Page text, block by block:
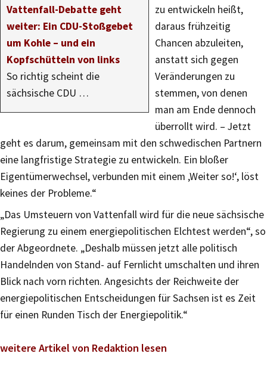
Vattenfall-Debatte geht
weiter: Ein CDU-Stoßgebet
um Kohle – und ein
Kopfschütteln von links
So richtig scheint die
sächsische CDU …
zu entwickeln heißt,
daraus frühzeitig
Chancen abzuleiten,
anstatt sich gegen
Veränderungen zu
stemmen, von denen
man am Ende dennoch
überrollt wird. – Jetzt
geht es darum, gemeinsam mit den schwedischen Partnern
eine langfristige Strategie zu entwickeln. Ein bloßer
Eigentümerwechsel, verbunden mit einem ‚Weiter so!‘, löst
keines der Probleme.“
„Das Umsteuern von Vattenfall wird für die neue sächsische
Regierung zu einem energiepolitischen Elchtest werden“, so
der Abgeordnete. „Deshalb müssen jetzt alle politisch
Handelnden von Stand- auf Fernlicht umschalten und ihren
Blick nach vorn richten. Angesichts der Reichweite der
energiepolitischen Entscheidungen für Sachsen ist es Zeit
für einen Runden Tisch der Energiepolitik.“
weitere Artikel von Redaktion lesen